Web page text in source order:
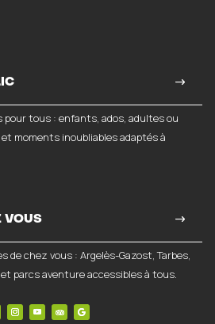
pour tous : enfants, ados, adultes ou
moments inoubliables adaptés à
VOUS
de chez vous : Argelès-Gazost, Tarbes,
parcs aventure accessibles à tous.